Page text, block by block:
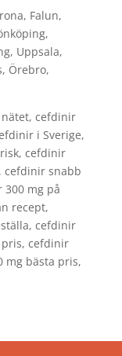
Falun,
Uppsala,
Örebro,
cefdinir
i Sverige,
cefdinir
cefdinir snabb
mg på
recept,
cefdinir
cefdinir
mg bästa pris,